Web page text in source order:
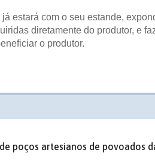
estará com o seu estande,
diretamente do produtor, e
o produtor.
poços artesianos de povoados